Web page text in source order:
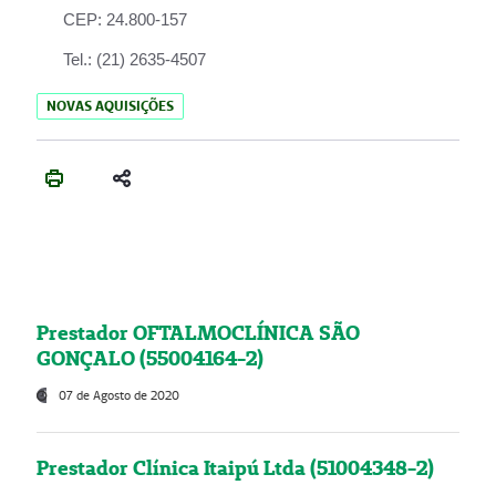
CEP: 24.800-157
Tel.: (21) 2635-4507
NOVAS AQUISIÇÕES
Prestador OFTALMOCLÍNICA SÃO
GONÇALO (55004164-2)
07 de Agosto de 2020
Prestador Clínica Itaipú Ltda (51004348-2)